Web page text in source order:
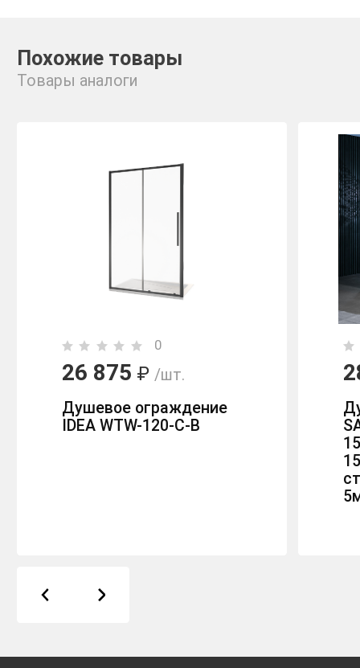
Похожие товары
Товары аналоги
0
26 875 ₽ /шт.
Душевое ограждение
IDEA WTW-120-C-B